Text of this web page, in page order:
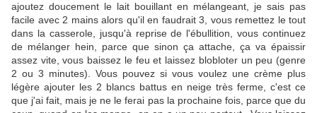
ajoutez doucement le lait bouillant en mélangeant, je sais pas
facile avec 2 mains alors qu'il en faudrait 3, vous remettez le tout
dans la casserole, jusqu'à reprise de l'ébullition, vous continuez
de mélanger hein, parce que sinon ça attache, ça va épaissir
assez vite, vous baissez le feu et laissez blobloter un peu (genre
2 ou 3 minutes). Vous pouvez si vous voulez une crème plus
légère ajouter les 2 blancs battus en neige très ferme, c'est ce
que j'ai fait, mais je ne le ferai pas la prochaine fois, parce que du